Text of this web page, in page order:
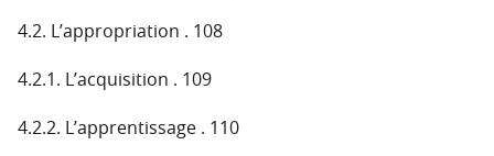
4.2. L’appropriation . 108
4.2.1. L’acquisition . 109
4.2.2. L’apprentissage . 110